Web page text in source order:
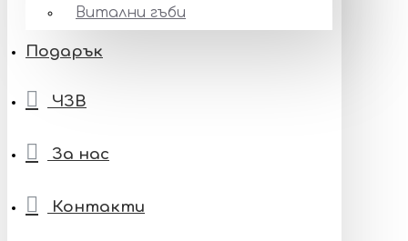
Витални гъби
Подарък
ЧЗВ
За нас
Контакти